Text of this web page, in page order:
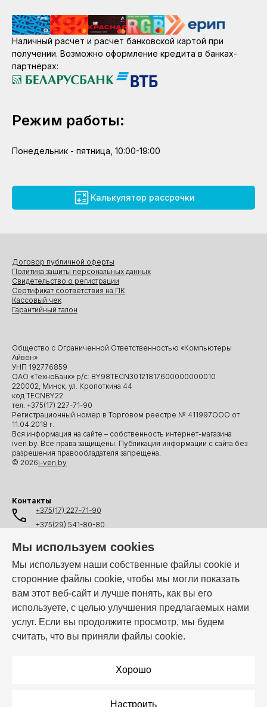
Мы используем cookies
Мы используем наши собственные файлы cookie и
сторонние файлы cookie, чтобы мы могли показать
вам этот веб-сайт и лучше понять, как вы его
используете, с целью улучшения предлагаемых нами
услуг. Если вы продолжите просмотр, мы будем
считать, что вы приняли файлы cookie.
Хорошо
Настроить
Наличный расчет и расчет банковской картой при
получении. Возможно оформление кредита в банках-
партнёрах:
Режим работы:
Понедельник - пятница, 10:00-19:00
Калькулятор рассрочки
Общество с Ограниченной Ответственностью «Компьютеры
Айвен»
УНП 192776859
ОАО «ТехноБанк» р/с: BY98TECN30121817600000000010
220002, Минск, ул. Кропоткина 44
код TECNBY22
тел. +375(17) 227-71-90
Регистрационный номер в Торговом реестре № 411997ООО от
11.04.2018 г.
Вся информация на сайте – собственность интернет-магазина
iven.by. Все права защищены. Публикация информации с сайта без
разрешения правообладателя запрещена.
© 2026i-ven.by
Договор публичной оферты
Политика защиты персональных данных
Свидетельство о регистрации
Сертификат соответствия на ПК
Кассовый чек
Гарантийный талон
Контакты
+375(17) 227-71-90
+375(29) 541-80-80
+375(44) 541-80-80
info@i-ven.by
Мы в мессенджерах:
Режим работы: Пн–Пт: 10:00 – 19:00